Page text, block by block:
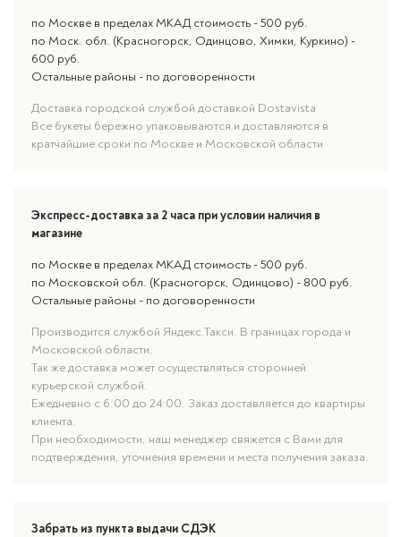
по Москве в пределах МКАД стоимость - 500 руб.
по Моск. обл. (Красногорск, Одинцово, Химки, Куркино) -
600 руб.
Остальные районы - по договоренности
Доставка городской службой доставкой Dostavista
Все букеты бережно упаковываются и доставляются в
кратчайшие сроки по Москве и Московской области
Экспресс-доставка за 2 часа при условии наличия в
магазине
по Москве в пределах МКАД стоимость - 500 руб.
по Московской обл. (Красногорск, Одинцово) - 800 руб.
Остальные районы - по договоренности
Производится службой Яндекс.Такси. В границах города и
Московской области.
Так же доставка может осуществляться сторонней
курьерской службой.
Ежедневно с 6:00 до 24:00. Заказ доставляется до квартиры
клиента.
При необходимости, наш менеджер свяжется с Вами для
подтверждения, уточнения времени и места получения заказа.
Забрать из пункта выдачи СДЭК